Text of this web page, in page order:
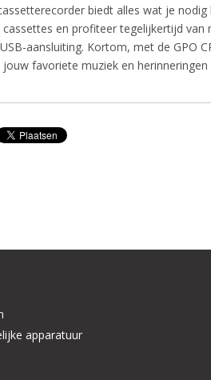
biedt alles wat je nodig
en profiteer tegelijkertijd van
aansluiting. Kortom, met de GPO
favoriete muziek en
apparatuur